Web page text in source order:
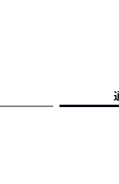
人気記事ラン